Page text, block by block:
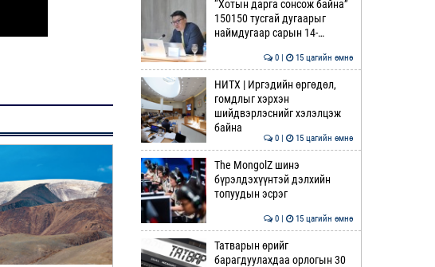
“Хотын дарга сонсож байна”
150150 тусгай дугаарыг
наймдугаар сарын 14-…
0 | 15 цагийн өмнө
НИТХ | Иргэдийн өргөдөл,
гомдлыг хэрхэн
шийдвэрлэснийг хэлэлцэж
байна
0 | 15 цагийн өмнө
The MongolZ шинэ
бүрэлдэхүүнтэй дэлхийн
топуудын эсрэг
0 | 15 цагийн өмнө
Татварын өрийг
барагдуулахдаа орлогын 30